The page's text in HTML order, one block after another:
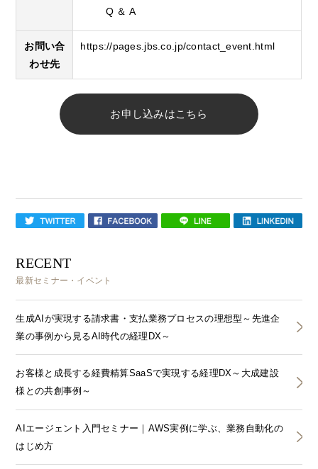
Q ＆ A
お問い合
わせ先
https://pages.jbs.co.jp/contact_event.html
お申し込みはこちら
RECENT
最新セミナー・イベント
生成AIが実現する請求書・支払業務プロセスの理想型～先進企
業の事例から見るAI時代の経理DX～
お客様と成長する経費精算SaaSで実現する経理DX～大成建設
様との共創事例～
AIエージェント入門セミナー｜AWS実例に学ぶ、業務自動化の
はじめ方